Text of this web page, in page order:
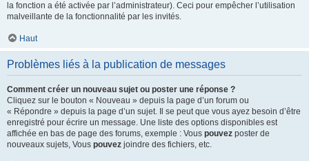
la fonction a été activée par l’administrateur). Ceci pour empêcher l’utilisation
malveillante de la fonctionnalité par les invités.
Haut
Problèmes liés à la publication de messages
Comment créer un nouveau sujet ou poster une réponse ?
Cliquez sur le bouton « Nouveau » depuis la page d’un forum ou
« Répondre » depuis la page d’un sujet. Il se peut que vous ayez besoin d’être
enregistré pour écrire un message. Une liste des options disponibles est
affichée en bas de page des forums, exemple : Vous pouvez poster de
nouveaux sujets, Vous pouvez joindre des fichiers, etc.